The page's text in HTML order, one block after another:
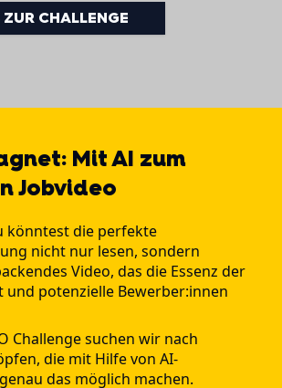
ZUR CHALLENGE
Mit AI zum
Jobvideo
könntest die perfekte
nicht nur lesen, sondern
Video, das die Essenz der
und potenzielle Bewerber:innen
Challenge suchen wir nach
die mit Hilfe von AI-
das möglich machen.